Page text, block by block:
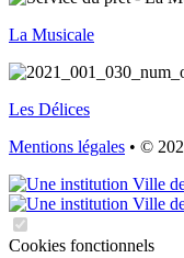
La Musicale
Les Délices
Mentions légales • ©
Cookies fonctionnels